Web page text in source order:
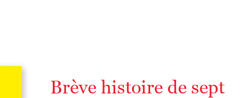
Brève histoire de sept